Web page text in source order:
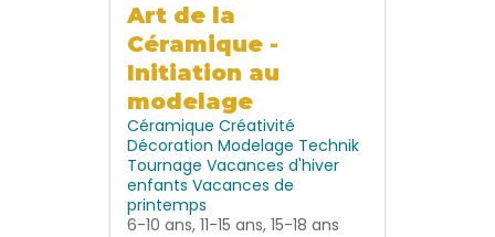
Art de la
Céramique -
Initiation au
modelage
Céramique Créativité
Décoration Modelage Technik
Tournage Vacances d'hiver
enfants Vacances de
printemps
6-10 ans, 11-15 ans, 15-18 ans